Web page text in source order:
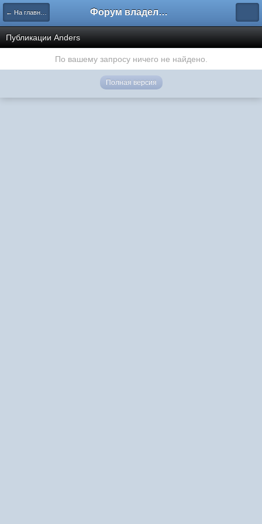
← На главную Форум владельцев интернет-магазинов
Публикации Anders
По вашему запросу ничего не найдено.
Полная версия